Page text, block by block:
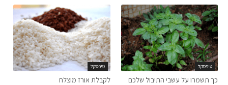
טיפסקל
כך תשמרו על עשבי התיבול שלכם
טיפסקל
לקבלת אורז מוצלח